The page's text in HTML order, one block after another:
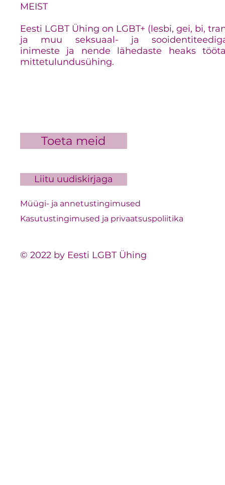
MEIST
Eesti LGBT Ühing on LGBT+ (lesbi, gei, bi,
ja muu seksuaal- ja
inimeste ja nende lähedaste heaks
mittetulundusühing.
Toeta meid
Liitu uudiskirjaga
Müügi- ja annetustingimused
Kasutustingimused ja privaatsuspoliitika
© 2022 by Eesti LGBT Ühing